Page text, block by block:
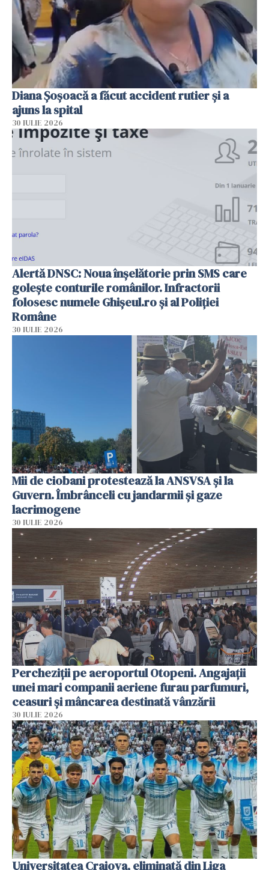
Diana Șoșoacă a făcut accident rutier și a
ajuns la spital
30 IULIE 2026
Alertă DNSC: Noua înșelătorie prin SMS care
golește conturile românilor. Infractorii
folosesc numele Ghișeul.ro și al Poliției
Române
30 IULIE 2026
Mii de ciobani protestează la ANSVSA și la
Guvern. Îmbrânceli cu jandarmii și gaze
lacrimogene
30 IULIE 2026
Percheziții pe aeroportul Otopeni. Angajații
unei mari companii aeriene furau parfumuri,
ceasuri și mâncarea destinată vânzării
30 IULIE 2026
Universitatea Craiova, eliminată din Liga